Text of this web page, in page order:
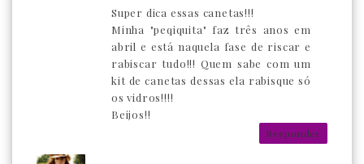
Super dica essas canetas!!!
Minha "peqiquita" faz três anos em
abril e está naquela fase de riscar e
rabiscar tudo!!! Quem sabe com um
kit de canetas dessas ela rabisque só
os vidros!!!!
Beijos!!
Responder